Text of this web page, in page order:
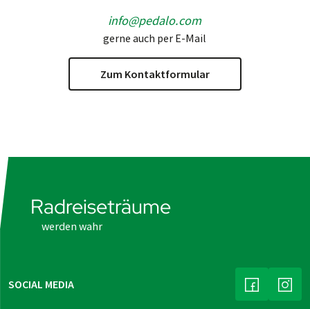
info@pedalo.com
gerne auch per E-Mail
Zum Kontaktformular
Radreiseträume
werden wahr
SOCIAL MEDIA
(LINK